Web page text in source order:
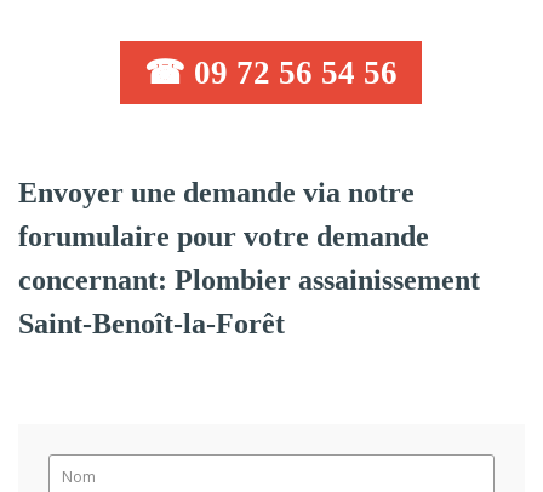
☎ 09 72 56 54 56
Envoyer une demande via notre
forumulaire pour votre demande
concernant: Plombier assainissement
Saint-Benoît-la-Forêt